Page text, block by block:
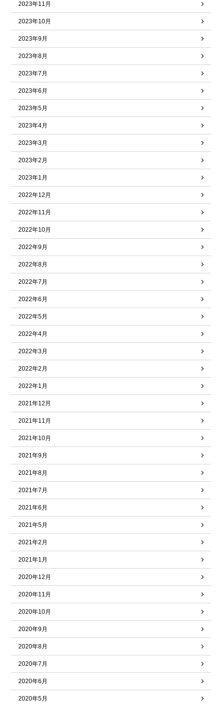
2023年11月
2023年10月
2023年9月
2023年8月
2023年7月
2023年6月
2023年5月
2023年4月
2023年3月
2023年2月
2023年1月
2022年12月
2022年11月
2022年10月
2022年9月
2022年8月
2022年7月
2022年6月
2022年5月
2022年4月
2022年3月
2022年2月
2022年1月
2021年12月
2021年11月
2021年10月
2021年9月
2021年8月
2021年7月
2021年6月
2021年5月
2021年2月
2021年1月
2020年12月
2020年11月
2020年10月
2020年9月
2020年8月
2020年7月
2020年6月
2020年5月